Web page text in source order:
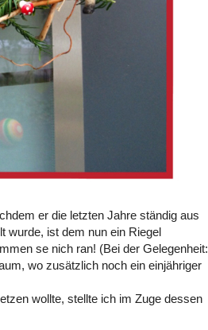
er die letzten Jahre ständig aus
wurde, ist dem nun ein Riegel
se nich ran! (Bei der Gelegenheit:
wo zusätzlich noch ein einjähriger
wollte, stellte ich im Zuge dessen